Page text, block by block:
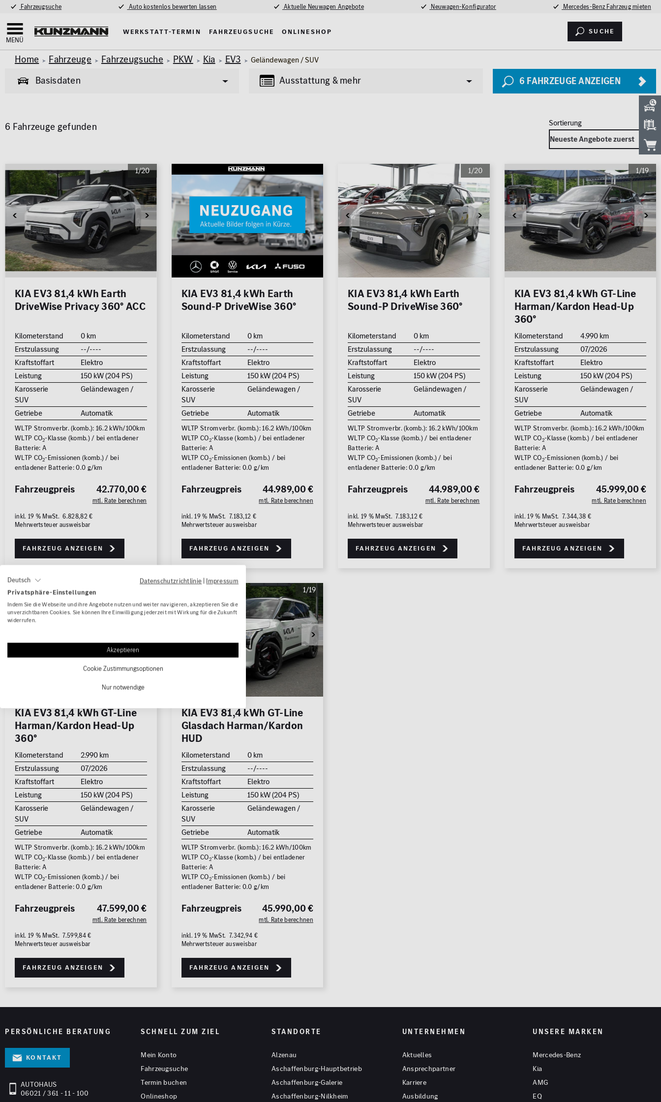
Fahrzeugsuche Auto kostenlos bewerten lassen Aktuelle Neuwagen Angebote Neuwagen-Konfigurator Mercedes-Benz Fahrzeug mieten
MENÜ
Werkstatt-Termin Fahrzeugsuche Onlineshop Suche
Home Fahrzeuge Fahrzeugsuche PKW Kia EV3 Geländewagen / SUV
Basisdaten Ausstattung & mehr 6 FAHRZEUGE ANZEIGEN
Marke
KIA
Modell
Karosserie
Limousine
Cabrio /
Roadster
Kombi
Coupé Van / Kleinbus
Geländewagen /
Kleinwagen
Kraftstoff
ALLE
Schadstoffklasse
ALLE
2008 2026
Kilometer
0 km
250.000
km
Reichweite (elektrisch)
1.000 km
Preis
0 € 500.000 €
MwSt. ausweisbar
6FAHRZEUGE ANZEIGEN
Garantie
AMG Styling
Anhängerkupplung
Klimaanlage
Panoramadach
Parkhilfe / Park-Assistent
Rückfahrkamera
Sitzheizung
Standheizung
Navigationssystem
LED Licht
Totwinkel-Assistent
Sonstige
Junge Sterne Qualitätssiegel
MB Rent Fahrzeug
6 FAHRZEUGE ANZEIGEN
Zurücksetzen
6 Fahrzeuge gefunden
1/20
KIA EV3 81,4 kWh Earth
DriveWise Privacy 360° ACC
Kilometerstand
0 km
Erstzulassung
--/----
Kraftstoffart
Elektro
Leistung
150 kW (204 PS)
Karosserie
Geländewagen /
SUV
Getriebe
Automatik
WLTP Stromverbr. (komb.): 16.2 kWh/100km
WLTP CO2-Klasse (komb.) / bei entladener
Batterie: A
WLTP CO2-Emissionen (komb.) / bei
entladener Batterie: 0.0 g/km
42.770,00 €
mtl. Rate berechnen
Fahrzeugpreis
inkl. 19 % MwSt. 6.828,82 €
Mehrwertsteuer ausweisbar
Fahrzeug anzeigen
KIA EV3 81,4 kWh Earth
Sound-P DriveWise 360°
Kilometerstand
0 km
Erstzulassung
--/----
Kraftstoffart
Elektro
Leistung
150 kW (204 PS)
Karosserie
Geländewagen /
SUV
Getriebe
Automatik
WLTP Stromverbr. (komb.): 16.2 kWh/100km
WLTP CO2-Klasse (komb.) / bei entladener
Batterie: A
WLTP CO2-Emissionen (komb.) / bei
entladener Batterie: 0.0 g/km
44.989,00 €
mtl. Rate berechnen
Fahrzeugpreis
inkl. 19 % MwSt. 7.183,12 €
Mehrwertsteuer ausweisbar
Fahrzeug anzeigen
1/20
KIA EV3 81,4 kWh Earth
Sound-P DriveWise 360°
Kilometerstand
0 km
Erstzulassung
--/----
Kraftstoffart
Elektro
Leistung
150 kW (204 PS)
Karosserie
Geländewagen /
SUV
Getriebe
Automatik
WLTP Stromverbr. (komb.): 16.2 kWh/100km
WLTP CO2-Klasse (komb.) / bei entladener
Batterie: A
WLTP CO2-Emissionen (komb.) / bei
entladener Batterie: 0.0 g/km
44.989,00 €
mtl. Rate berechnen
Fahrzeugpreis
inkl. 19 % MwSt. 7.183,12 €
Mehrwertsteuer ausweisbar
Fahrzeug anzeigen
1/19
KIA EV3 81,4 kWh GT-Line
Harman/Kardon Head-Up
360°
Kilometerstand
4.990 km
Erstzulassung
07/2026
Kraftstoffart
Elektro
Leistung
150 kW (204 PS)
Karosserie
Geländewagen /
SUV
Getriebe
Automatik
WLTP Stromverbr. (komb.): 16.2 kWh/100km
WLTP CO2-Klasse (komb.) / bei entladener
Batterie: A
WLTP CO2-Emissionen (komb.) / bei
entladener Batterie: 0.0 g/km
45.999,00 €
mtl. Rate berechnen
Fahrzeugpreis
inkl. 19 % MwSt. 7.344,38 €
Mehrwertsteuer ausweisbar
Fahrzeug anzeigen
KIA EV3 81,4 kWh GT-Line
Harman/Kardon Head-Up
360°
Kilometerstand
2.990 km
Erstzulassung
07/2026
Kraftstoffart
Elektro
Leistung
150 kW (204 PS)
Karosserie
Geländewagen /
SUV
Getriebe
Automatik
WLTP Stromverbr. (komb.): 16.2 kWh/100km
WLTP CO2-Klasse (komb.) / bei entladener
Batterie: A
WLTP CO2-Emissionen (komb.) / bei
entladener Batterie: 0.0 g/km
47.599,00 €
mtl. Rate berechnen
Fahrzeugpreis
inkl. 19 % MwSt. 7.599,84 €
Mehrwertsteuer ausweisbar
Fahrzeug anzeigen
1/19
KIA EV3 81,4 kWh GT-Line
Glasdach Harman/Kardon
HUD
Kilometerstand
0 km
Erstzulassung
--/----
Kraftstoffart
Elektro
Leistung
150 kW (204 PS)
Karosserie
Geländewagen /
SUV
Getriebe
Automatik
WLTP Stromverbr. (komb.): 16.2 kWh/100km
WLTP CO2-Klasse (komb.) / bei entladener
Batterie: A
WLTP CO2-Emissionen (komb.) / bei
entladener Batterie: 0.0 g/km
45.990,00 €
mtl. Rate berechnen
Fahrzeugpreis
inkl. 19 % MwSt. 7.342,94 €
Mehrwertsteuer ausweisbar
Fahrzeug anzeigen
PERSÖNLICHE BERATUNG
Kontakt
AUTOHAUS
06021 / 361 - 11 - 100
SCHNELL ZUM ZIEL
Mein Konto
Fahrzeugsuche
Termin buchen
Onlineshop
STANDORTE
Alzenau
Aschaffenburg-Hauptbetrieb
Aschaffenburg-Galerie
Aschaffenburg-Nilkheim
UNTERNEHMEN
Aktuelles
Ansprechpartner
Karriere
Ausbildung
UNSERE MARKEN
Mercedes-Benz
Kia
AMG
EQ
Deutsch Datenschutzrichtlinie | Impressum
Privatsphäre-Einstellungen
Indem Sie die Webseite und ihre Angebote nutzen und weiter navigieren, akzeptieren Sie die
unverzichtbaren Cookies. Sie können Ihre Einwilligung jederzeit mit Wirkung für die Zukunft
widerrufen.
Akzeptieren
Cookie Zustimmungsoptionen
Nur notwendige